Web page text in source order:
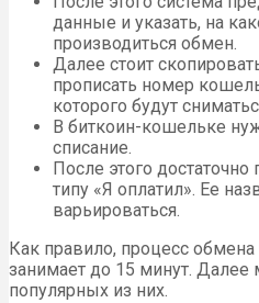
данные и указать, на
производиться обмен.
Далее стоит
прописать номер
которого будут
В биткоин-кошельке
списание.
После этого
типу «Я оплатил». Ее
варьироваться.
Как правило, процесс
занимает до 15 минут.
популярных из них.